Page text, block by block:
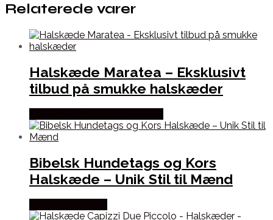
Relaterede varer
Halskæde Maratea – Eksklusivt
tilbud på smukke halskæder
Bibelsk Hundetags og Kors
Halskæde – Unik Stil til Mænd